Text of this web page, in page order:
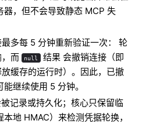
器，但不会导致静态 MCP 失
多每 5 分钟重新验证一次： 轮
而
null
结果 会撤销连接（即
缓存的运行时）。因此，已撤
继续使用 5 分钟。
记录或持久化；核心只保留临
地 HMAC）来检测凭据轮换，